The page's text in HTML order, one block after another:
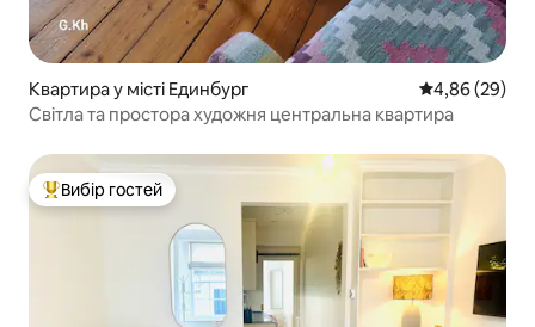
Квартира у місті Единбург Середня
4,86 (29)
Світла та простора художня центральна квартира
Топ вибір гостей
Вибір гостей